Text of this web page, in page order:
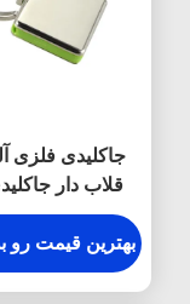
جاکلیدی فلزی
قلاب دار
حکاکی شده
بهترین قیمت رو